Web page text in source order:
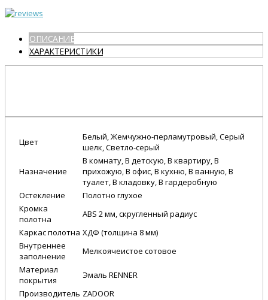
ОПИСАНИЕ
ХАРАКТЕРИСТИКИ
Цвет
Белый, Жемчужно-перламутровый, Серый
шелк, Светло-серый
Назначение
В комнату, В детскую, В квартиру, В
прихожую, В офис, В кухню, В ванную, В
туалет, В кладовку, В гардеробную
Остекление
Полотно глухое
Кромка
полотна
ABS 2 мм, скругленный радиус
Каркас полотна ХДФ (толщина 8 мм)
Внутреннее
заполнение
Мелкоячеистое сотовое
Материал
покрытия
Эмаль RENNER
Производитель ZADOOR